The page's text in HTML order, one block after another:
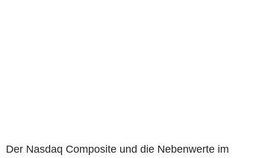
Der Nasdaq Composite und die Nebenwerte im